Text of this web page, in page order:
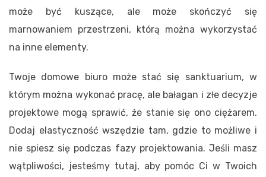
może być kuszące, ale może skończyć się
marnowaniem przestrzeni, którą można wykorzystać
na inne elementy.
Twoje domowe biuro może stać się sanktuarium, w
którym można wykonać pracę, ale bałagan i złe decyzje
projektowe mogą sprawić, że stanie się ono ciężarem.
Dodaj elastyczność wszędzie tam, gdzie to możliwe i
nie spiesz się podczas fazy projektowania. Jeśli masz
wątpliwości, jesteśmy tutaj, aby pomóc Ci w Twoich